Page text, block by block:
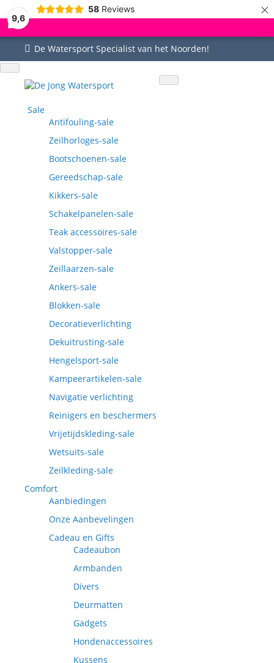
9,6
58 Reviews ×
De Watersport Specialist van het Noorden!
Uitstekende service
Sale
Antifouling-sale
Zeilhorloges-sale
Bootschoenen-sale
Gereedschap-sale
Kikkers-sale
Schakelpanelen-sale
Teak accessoires-sale
Valstopper-sale
Zeillaarzen-sale
Ankers-sale
Blokken-sale
Decoratieverlichting
Dekuitrusting-sale
Hengelsport-sale
Kampeerartikelen-sale
Navigatie verlichting
Reinigers en beschermers
Vrijetijdskleding-sale
Wetsuits-sale
Zeilkleding-sale
Comfort
Aanbiedingen
Onze Aanbevelingen
Cadeau en Gifts
Cadeaubon
Armbanden
Divers
Deurmatten
Gadgets
Hondenaccessoires
Kussens